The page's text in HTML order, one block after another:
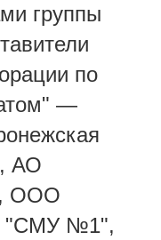
группы
по
—
АО
ООО
"СМУ №1",